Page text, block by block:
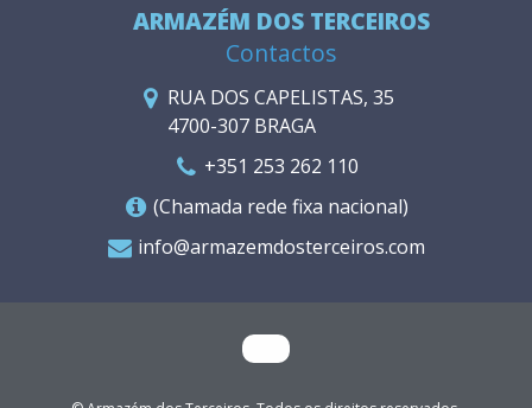
ARMAZÉM DOS TERCEIROS
Contactos
RUA DOS CAPELISTAS, 35
4700-307 BRAGA
+351 253 262 110
(Chamada rede fixa nacional)
info@armazemdosterceiros.com